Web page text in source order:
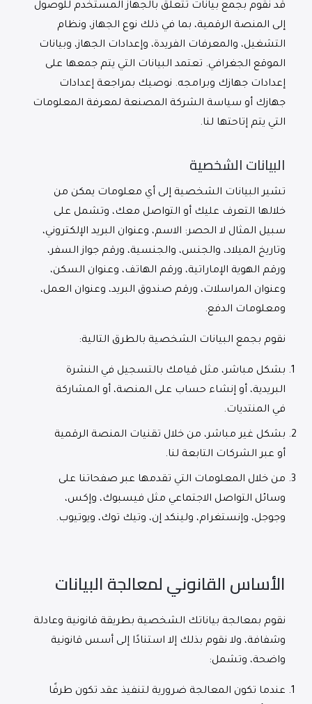
قد نقوم بجمع بيانات تتعلق بالجهاز المستخدم للوصول
إلى المنصة الرقمية، بما في ذلك نوع الجهاز، ونظام
التشغيل، والمعرفات الفريدة، وإعدادات الجهاز، وبيانات
الموقع الجغرافي. تعتمد البيانات التي يتم جمعها على
إعدادات جهازك وبرامجه. نوصيك بمراجعة إعدادات
جهازك أو سياسة الشركة المصنعة لمعرفة المعلومات
التي يتم إتاحتها لنا.
البيانات الشخصية
تشير البيانات الشخصية إلى أي معلومات يمكن من
خلالها التعرف عليك أو التواصل معك، وتشمل على
سبيل المثال لا الحصر: الاسم، وعنوان البريد الإلكتروني،
وتاريخ الميلاد، والجنس، والجنسية، ورقم جواز السفر،
ورقم الهوية الإماراتية، ورقم الهاتف، وعنوان السكن،
وعنوان المراسلات، ورقم صندوق البريد، وعنوان العمل،
ومعلومات الدفع.
نقوم بجمع البيانات الشخصية بالطرق التالية:
بشكل مباشر، مثل قيامك بالتسجيل في النشرة
البريدية، أو إنشاء حساب على المنصة، أو المشاركة
في المنتديات.
بشكل غير مباشر، من خلال تقنيات المنصة الرقمية
أو عبر الشركات التابعة لنا.
من خلال المعلومات التي تقدمها عبر صفحاتنا على
وسائل التواصل الاجتماعي مثل فيسبوك، وإكس،
وجوجل، وإنستغرام، ولينكد إن، وتيك توك، ويوتيوب.
الأساس القانوني لمعالجة البيانات
نقوم بمعالجة بياناتك الشخصية بطريقة قانونية وعادلة
وشفافة، ولا نقوم بذلك إلا استنادًا إلى أسس قانونية
واضحة، وتشمل:
عندما تكون المعالجة ضرورية لتنفيذ عقد تكون طرفًا